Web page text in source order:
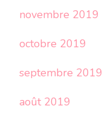
novembre 2019
octobre 2019
septembre 2019
août 2019